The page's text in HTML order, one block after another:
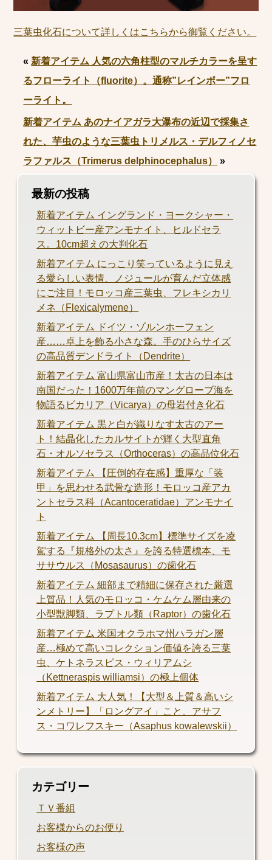
三葉虫化石について詳しくはこちらから御覧ください。
« 新着アイテム 人気の六角柱型のマルチカラーを呈す
るフローライト（fluorite）。通称”レインボー”フロ
ーライト。
新着アイテム あのナイアガラ大瀑布の近辺で採集さ
れた、芋虫のような三葉虫トリメルス・デルフィノセ
ラファルス（Trimerus delphinocephalus）
»
最新の投稿
新着アイテム イングランド・ヨークシャー・
ウィットビー産アンモナイト、ヒルドセラ
ス。10cm超えの大判化石
新着アイテム にっこり笑っているように見え
る愛らしい表情、ノジュールが育んだ立体感
にご注目！モロッコ産三葉虫、フレキシカリ
メネ（Flexicalymene）
新着アイテム ドイツ・ゾルンホーフェン
産……卓上を飾る小さな森。手のひらサイズ
の高品質デンドライト（Dendrite）
新着アイテム 富山県富山市産！太古の日本は
南国だった！1600万年前のマングローブ海を
物語るビカリア（Vicarya）の母岩付き化石
新着アイテム 黒と白が織りなす太古のアー
ト！結晶化したカルサイトが輝く大型直角
石・オルソセラス（Orthoceras）の高品位化石
新着アイテム 【圧倒的存在感】重厚な「装
甲」を思わせる武骨な造形！モロッコ産アカ
ントセラス科（Acantoceratidae）アンモナイ
ト
新着アイテム 【周長10.3cm】標準サイズを凌
駕する『規格外の太さ』を誇る特選標本、モ
ササウルス（Mosasaurus）の歯化石
新着アイテム 細部まで精細に保存された厳選
上質品！人気のモロッコ・ケムケム層由来の
小型獣脚類、ラプトル類（Raptor）の歯化石
新着アイテム 米国オクラホマ州ハラガン層
産…極めて高いコレクション価値を誇る三葉
虫、ケトネラスピス・ウィリアムシ
（Kettneraspis williamsi）の極上個体
新着アイテム 大人気！【大型＆上質＆高いシ
ンメトリー】「ロングアイ」こと、アサフ
ス・コワレフスキー（Asaphus kowalewskii）
カテゴリー
ＴＶ番組
お客様からのお便り
お客様の声